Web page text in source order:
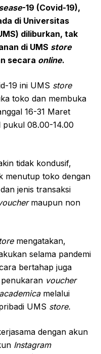
-19 (Covid-19),
di Universitas
diliburkan, tak
di UMS store
secara online.
19 ini UMS store
toko dan membuka
16-31 Maret
pukul 08.00-14.00
tidak kondusif,
menutup toko dengan
jenis transaksi
maupun non
mengatakan,
selama pandemi
bertahap juga
voucher
melalui
UMS store.
dengan akun
Instagram